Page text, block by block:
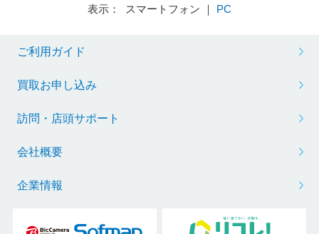
表示： スマートフォン ｜ PC
ご利用ガイド
買取お申し込み
訪問・店頭サポート
会社概要
企業情報